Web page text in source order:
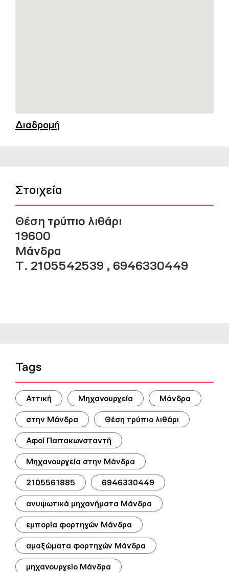
Διαδρομή
Στοιχεία
Θέση τρύπιο λιθάρι
19600
Μάνδρα
Τ. 2105542539 , 6946330449
Tags
Αττική Μηχανουργεία Μάνδρα
στην Μάνδρα Θέση τρύπιο λιθάρι
Αφοί Παπακωνσταντή
Μηχανουργεία στην Μάνδρα
2105561885 6946330449
ανυψωτικά μηχανήματα Μάνδρα
εμπορία φορτηγών Μάνδρα
αμαξώματα φορτηγών Μάνδρα
μηχανουργείο Μάνδρα